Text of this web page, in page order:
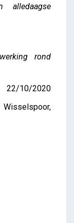
rond
22/10/2020